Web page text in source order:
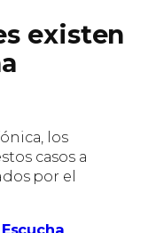
existen
los
casos a
por el